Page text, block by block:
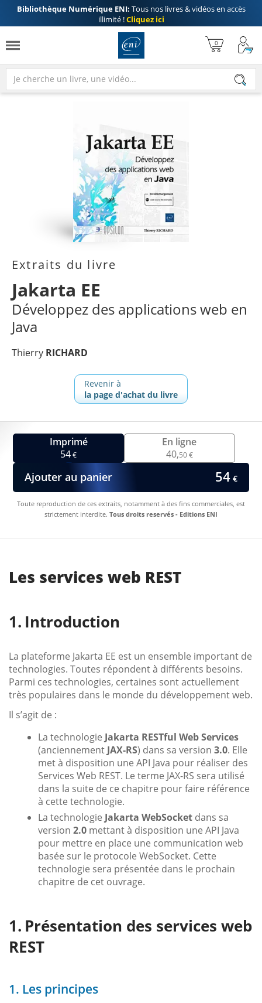
Bibliothèque Numérique ENI: Tous nos livres & vidéos en accès
illimité !Cliquez ici
Extraits du livre
Jakarta EE
Développez des applications web en
Java
Thierry RICHARD
Revenir à
la page d'achat du livre
Imprimé
54€
En ligne
40,50 €
Ajouter au panier 54€
Toute reproduction de ces extraits, notamment à des fins commerciales, est
strictement interdite. Tous droits reservés - Editions ENI
Les services web REST
Introduction
La plateforme Jakarta EE est un ensemble important de
technologies. Toutes répondent à différents besoins.
Parmi ces technologies, certaines sont actuellement
très populaires dans le monde du développement web.
Il s’agit de :
La technologie Jakarta RESTful Web Services
(anciennement JAX-RS) dans sa version 3.0. Elle
met à disposition une API Java pour réaliser des
Services Web REST. Le terme JAX-RS sera utilisé
dans la suite de ce chapitre pour faire référence
à cette technologie.
La technologie Jakarta WebSocket dans sa
version 2.0 mettant à disposition une API Java
pour mettre en place une communication web
basée sur le protocole WebSocket. Cette
technologie sera présentée dans le prochain
chapitre de cet ouvrage.
Présentation des services web
REST
1. Les principes